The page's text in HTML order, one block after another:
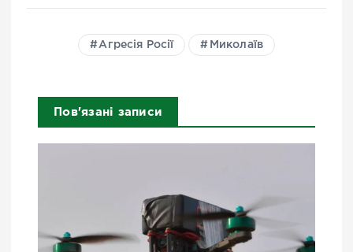
Агресія Росії Миколаїв
Пов'язані записи